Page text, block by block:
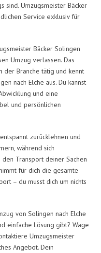
sind. Umzugsmeister Bäcker
Service exklusiv für
Bäcker Solingen
Umzug verlassen. Das
der Branche tätig und kennt
nach Elche aus. Du kannst
und eine
und persönlichen
zurücklehnen und
während sich
Transport deiner Sachen
für dich die gesamte
– du musst dich um nichts
von Solingen nach Elche
einfache Lösung gibt? Wage
Umzugsmeister
Angebot. Dein